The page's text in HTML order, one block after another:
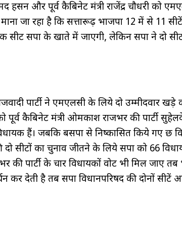
हसन और पूर्व कैबिनेट मंत्री राजेंद्र चौधरी को
माना जा रहा है कि सत्तारूढ़ भाजपा 12 में से 11
सपा के खाते में जाएगी, लेकिन सपा ने दो
पार्टी ने एमएलसी के लिये दो उम्मीदवार खड़े
कैबिनेट मंत्री ओमप्रकाश राजभर की पार्टी
विधायक हैं। जबकि बसपा से निष्कासित किये गए छ
सीटों का चुनाव जीतने के लिये सपा को 66
पार्टी के चार विधायकों वोट भी मिल जाए तब
कर देती है तब सपा विधानपरिषद की दोनों सीटें